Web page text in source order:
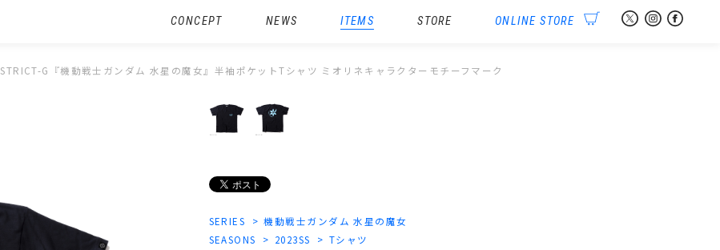
ITEMS
CONCEPT NEWS STORE ONLINE STORE
STRICT-G『機動戦士ガンダム 水星の魔女』半袖ポケットTシャツ ミオリネキャラクターモチーフマーク
SERIES
機動戦士ガンダム 水星の魔女
SEASONS
2023SS
Tシャツ